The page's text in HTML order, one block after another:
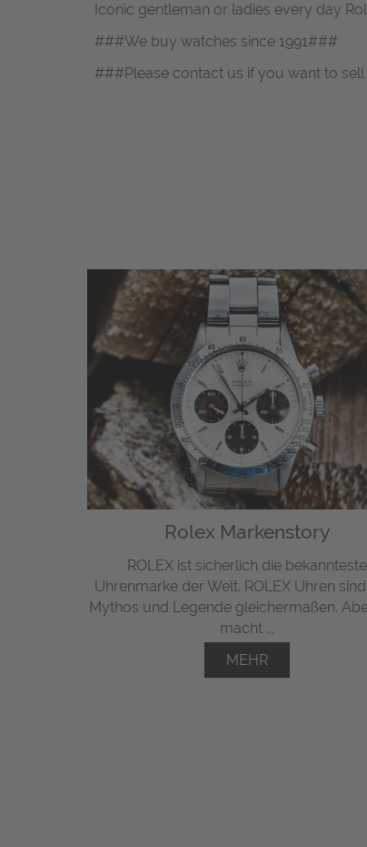
Iconic gentleman or ladies every day
###We buy watches since 1991###
###Please contact us if you want to
Rolex Markenstory
ROLEX ist sicherlich die bekannteste
Uhrenmarke der Welt. ROLEX Uhren
Mythos und Legende gleichermaßen.
macht ...
MEHR